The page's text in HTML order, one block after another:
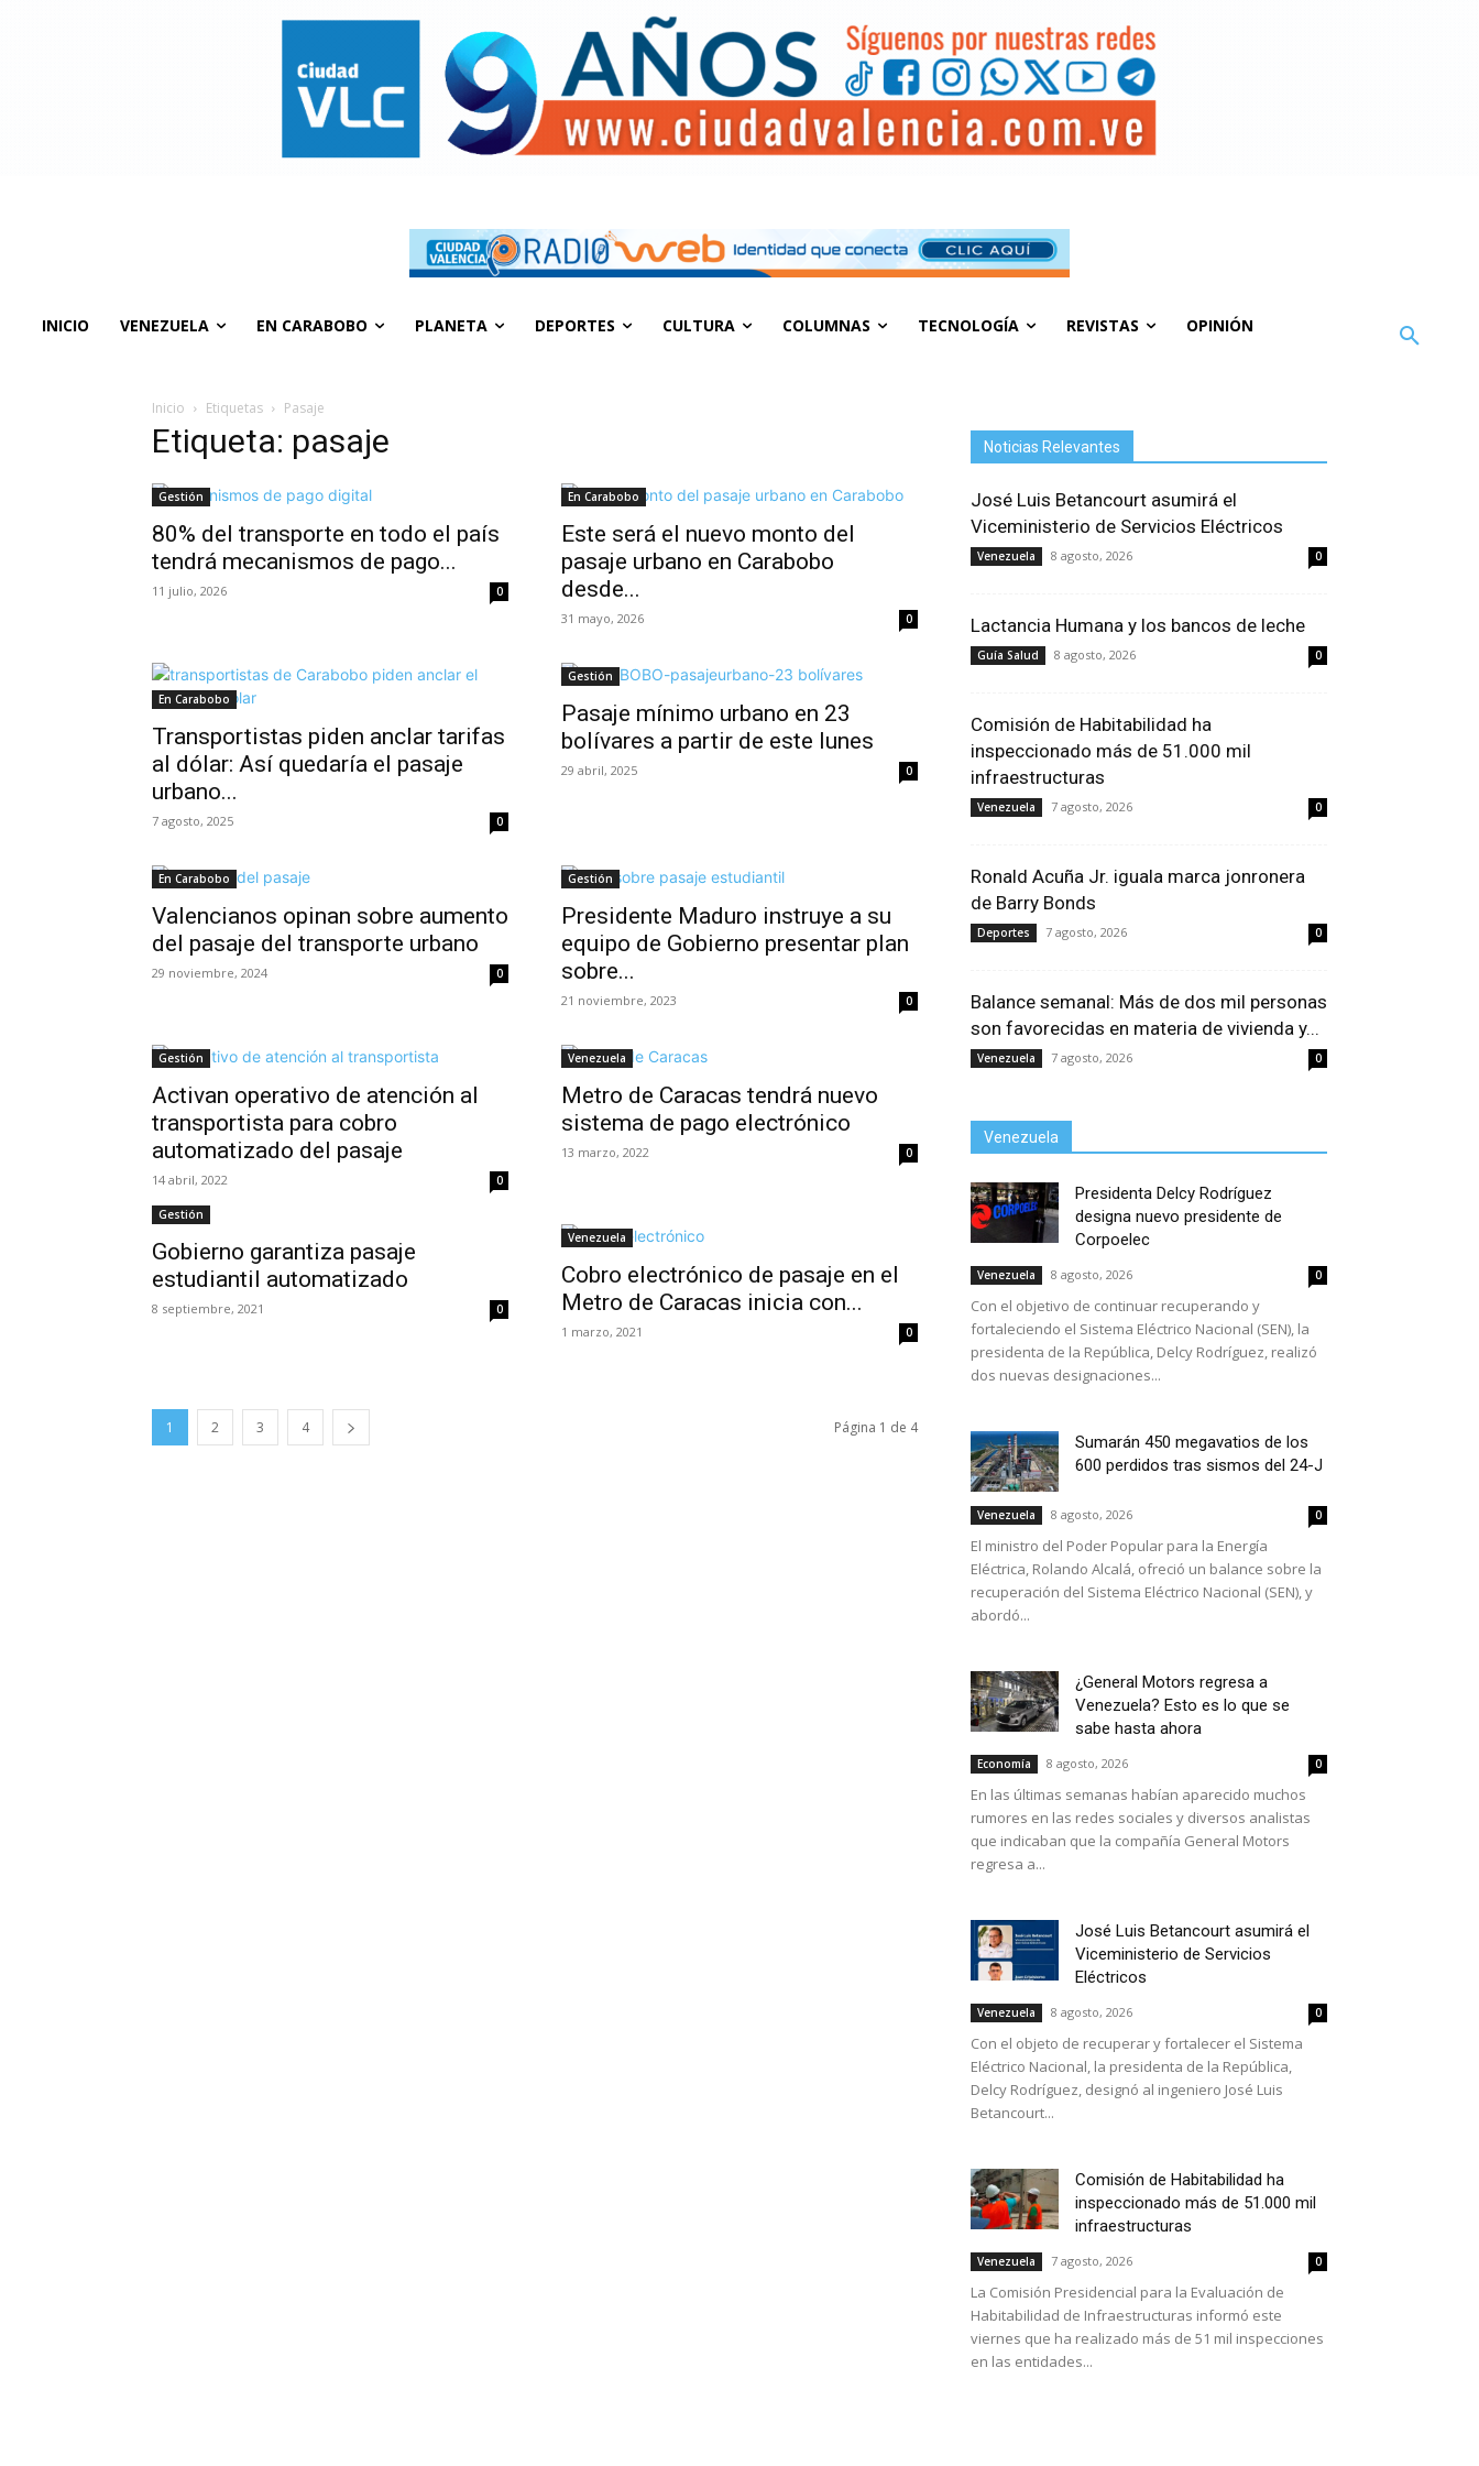
INICIO VENEZUELA EN CARABOBO PLANETA DEPORTES CULTURA COLUMNAS TECNOLOGÍA REVISTAS OPINIÓN
Inicio Etiquetas Pasaje
Etiqueta: pasaje
Gestión
80% del transporte en todo el país
tendrá mecanismos de pago...
11 julio, 2026 0
En Carabobo
Este será el nuevo monto del
pasaje urbano en Carabobo
desde...
31 mayo, 2026 0
En Carabobo
Transportistas piden anclar tarifas
al dólar: Así quedaría el pasaje
urbano...
7 agosto, 2025 0
Gestión
Pasaje mínimo urbano en 23
bolívares a partir de este lunes
29 abril, 2025 0
En Carabobo
Valencianos opinan sobre aumento
del pasaje del transporte urbano
29 noviembre, 2024 0
Gestión
Presidente Maduro instruye a su
equipo de Gobierno presentar plan
sobre...
21 noviembre, 2023 0
Gestión
Activan operativo de atención al
transportista para cobro
automatizado del pasaje
14 abril, 2022 0
Venezuela
Metro de Caracas tendrá nuevo
sistema de pago electrónico
13 marzo, 2022 0
Gestión
Gobierno garantiza pasaje
estudiantil automatizado
8 septiembre, 2021 0
Venezuela
Cobro electrónico de pasaje en el
Metro de Caracas inicia con...
1 marzo, 2021 0
1 2 3 4 Página 1 de 4
Noticias Relevantes
José Luis Betancourt asumirá el
Viceministerio de Servicios Eléctricos
Venezuela 8 agosto, 2026 0
Lactancia Humana y los bancos de leche
Guía Salud 8 agosto, 2026 0
Comisión de Habitabilidad ha
inspeccionado más de 51.000 mil
infraestructuras
Venezuela 7 agosto, 2026 0
Ronald Acuña Jr. iguala marca jonronera
de Barry Bonds
Deportes 7 agosto, 2026 0
Balance semanal: Más de dos mil personas
son favorecidas en materia de vivienda y...
Venezuela 7 agosto, 2026 0
Venezuela
Presidenta Delcy Rodríguez
designa nuevo presidente de
Corpoelec
Venezuela 8 agosto, 2026 0
Con el objetivo de continuar recuperando y
fortaleciendo el Sistema Eléctrico Nacional (SEN), la
presidenta de la República, Delcy Rodríguez, realizó
dos nuevas designaciones...
Sumarán 450 megavatios de los
600 perdidos tras sismos del 24-J
Venezuela 8 agosto, 2026 0
El ministro del Poder Popular para la Energía
Eléctrica, Rolando Alcalá, ofreció un balance sobre la
recuperación del Sistema Eléctrico Nacional (SEN), y
abordó...
¿General Motors regresa a
Venezuela? Esto es lo que se
sabe hasta ahora
Economía 8 agosto, 2026 0
En las últimas semanas habían aparecido muchos
rumores en las redes sociales y diversos analistas
que indicaban que la compañía General Motors
regresa a...
José Luis Betancourt asumirá el
Viceministerio de Servicios
Eléctricos
Venezuela 8 agosto, 2026 0
Con el objeto de recuperar y fortalecer el Sistema
Eléctrico Nacional, la presidenta de la República,
Delcy Rodríguez, designó al ingeniero José Luis
Betancourt...
Comisión de Habitabilidad ha
inspeccionado más de 51.000 mil
infraestructuras
Venezuela 7 agosto, 2026 0
La Comisión Presidencial para la Evaluación de
Habitabilidad de Infraestructuras informó este
viernes que ha realizado más de 51 mil inspecciones
en las entidades...